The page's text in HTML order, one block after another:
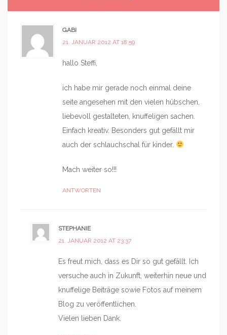
GABI
21. JANUAR 2012 AT 18:59
hallo Steffi,
ich habe mir gerade noch einmal deine
seite angesehen mit den vielen hübschen,
liebevoll gestalteten, knuffeligen sachen.
Einfach kreativ. Besonders gut gefällt mir
auch der schlauchschal für kinder.
Mach weiter so!!!
ANTWORTEN
STEPHANIE
21. JANUAR 2012 AT 23:37
Es freut mich, dass es Dir so gut gefällt. Ich
versuche auch in Zukunft, weiterhin neue und
knuffelige Beiträge sowie Fotos auf meinem
Blog zu veröffentlichen.
Vielen lieben Dank.